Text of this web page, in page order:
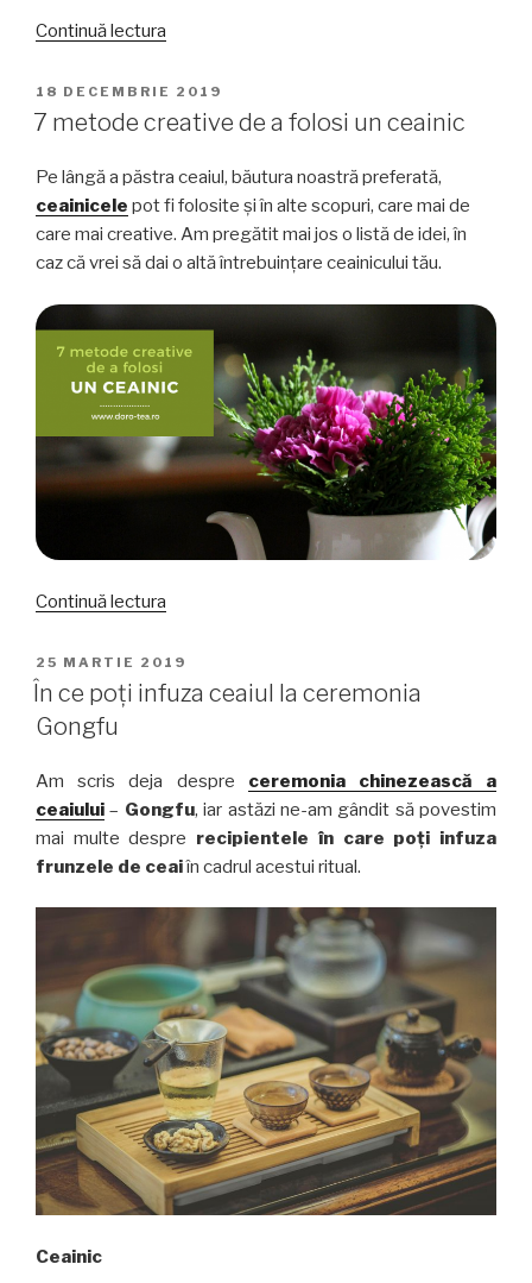
Continuă lectura
din
colecția
vară
2021”
PUBLICAT
PE
18 DECEMBRIE 2019
7 metode creative de a folosi un ceainic
Pe lângă a păstra ceaiul, băutura noastră preferată,
ceainicele pot fi folosite și în alte scopuri, care mai de
care mai creative. Am pregătit mai jos o listă de idei, în
caz că vrei să dai o altă întrebuințare ceainicului tău.
Continuă lectura
creative
de
ceainic”
PUBLICAT
PE
25 MARTIE 2019
În ce poți infuza ceaiul la ceremonia
Gongfu
Am scris deja despre ceremonia chinezească a
ceaiului – Gongfu, iar astăzi ne-am gândit să povestim
mai multe despre recipientele în care poți infuza
frunzele de ceaiîn cadrul acestui ritual.
Ceainic